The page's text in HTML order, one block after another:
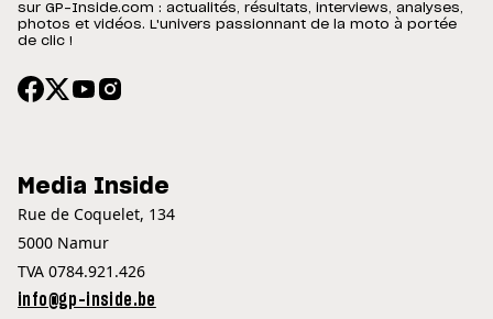
sur GP-Inside.com : actualités, résultats, interviews, analyses,
photos et vidéos. L'univers passionnant de la moto à portée
de clic !
Media Inside
Rue de Coquelet, 134
5000 Namur
TVA 0784.921.426
info@gp-inside.be